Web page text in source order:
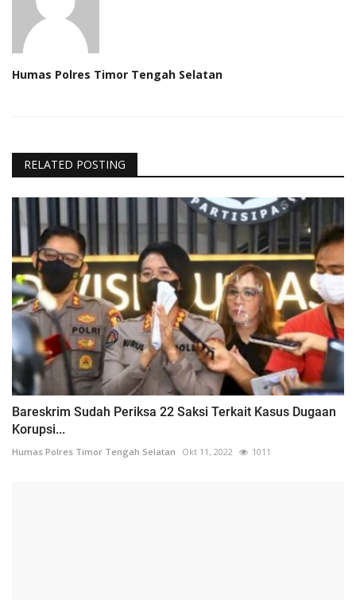
Humas Polres Timor Tengah Selatan
RELATED POSTING
Bareskrim Sudah Periksa 22 Saksi Terkait Kasus Dugaan
Korupsi...
Humas Polres Timor Tengah Selatan Okt 11, 2022 1011